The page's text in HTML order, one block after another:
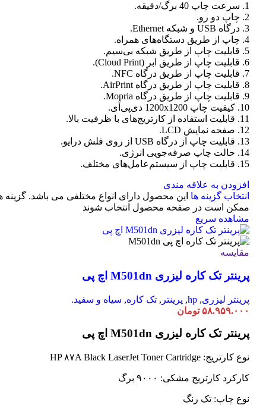
1. سرعت چاپ 40 برگ/دقیقه.
2. چاپ دو رو.
3. درگاه USB و شبکه Ethernet.
4. چاپ از طریق دستگاه‌های همراه.
5. قابلیت چاپ از طریق شبکه بی‌سیم.
6. قابلیت چاپ از طریق ابر (Cloud Print).
7. قابلیت چاپ از طریق درگاه NFC.
8. قابلیت چاپ از طریق درگاه AirPrint.
9. قابلیت چاپ از طریق درگاه Mopria.
10. کیفیت چاپ 1200x1200 دی‌پی‌آی.
11. قابلیت استفاده از کارتریج‌های با ظرفیت بالا.
12. صفحه نمایش LCD.
13. قابلیت چاپ از درگاه USB از روی فلش درایو.
14. حالت چاپ صرفه‌جویی انرژی.
15. قابلیت چاپ از سیستم‌عامل‌های مختلف.
افزودن به علاقه مندی
انتخاب گزینه ها این محصول دارای انواع مختلفی می باشد. گزینه
ممکن است در صفحه محصول انتخاب شوند
مشاهده سریع
مقایسه
پرینتر تک کاره لیزری M501dn اچ پی
پرینتر لیزری,
hp
, پرینتر , تک کاره, سیاه و سفید.
۵۸.۹۵۹.۰۰۰ تومان
پرینتر تک کاره لیزری M501dn اچ پی
نوع کارتریج: HP ۸۷A Black LaserJet Toner Cartridge
کارکرد کارتریج مشکی: ۹۰۰۰ برگ
نوع چاپ: تک رنگ